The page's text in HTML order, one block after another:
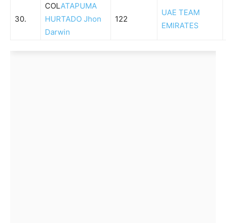
30.
COLATAPUMA
HURTADO Jhon
Darwin
122
UAE TEAM
EMIRATES